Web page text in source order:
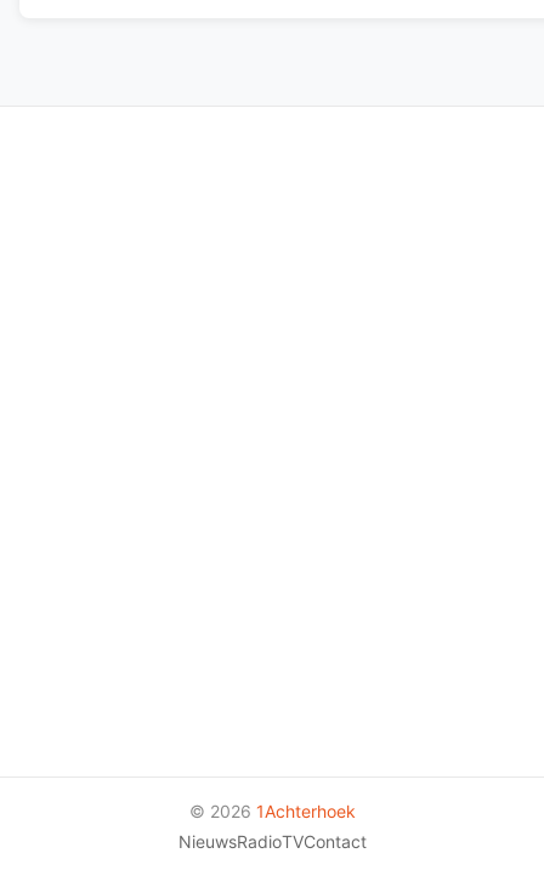
© 2026 1Achterhoek
NieuwsRadioTVContact